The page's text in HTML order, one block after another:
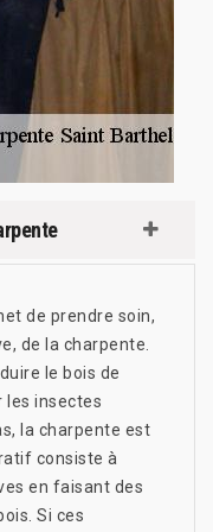
de prendre soin,
de la charpente.
le bois de
insectes
la charpente est
consiste à
en faisant des
Si ces